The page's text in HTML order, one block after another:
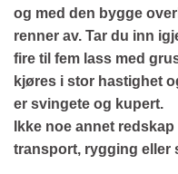
Veipusser
Trafikkbuffer
Kontakt oss
ENGLISH
Blasting mats
og med den bygge
renner av. Tar du inn
fire til fem lass med
kjøres i stor hastighet
er svingete og kupert.
Ikke noe annet
transport, rygging eller